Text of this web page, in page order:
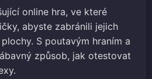
online hra, ve které
abyste zabránili jejich
S poutavým hraním a
způsob, jak otestovat